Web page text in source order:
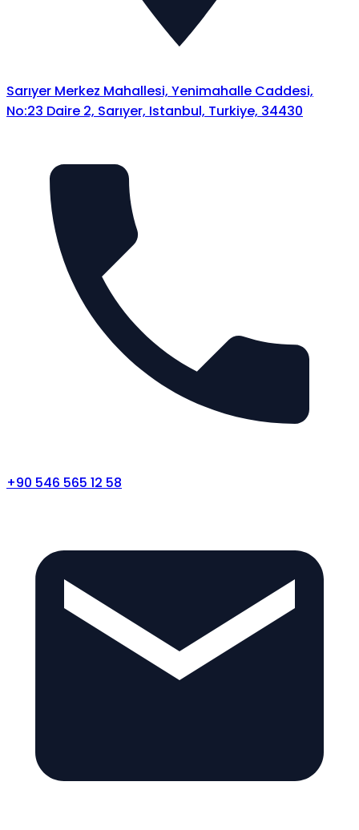
Sarıyer Merkez Mahallesi, Yenimahalle Caddesi,
No:23 Daire 2, Sarıyer, Istanbul, Turkiye, 34430
+90 546 565 12 58